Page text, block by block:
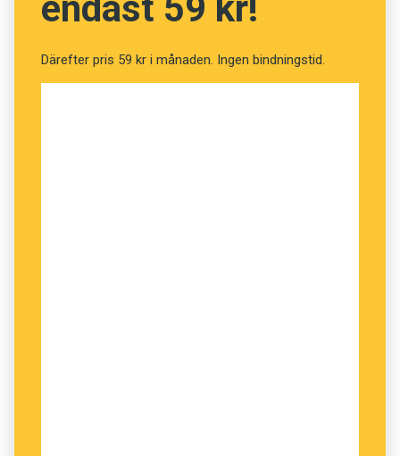
Därefter pris 59 kr i månaden. Ingen bindningstid.